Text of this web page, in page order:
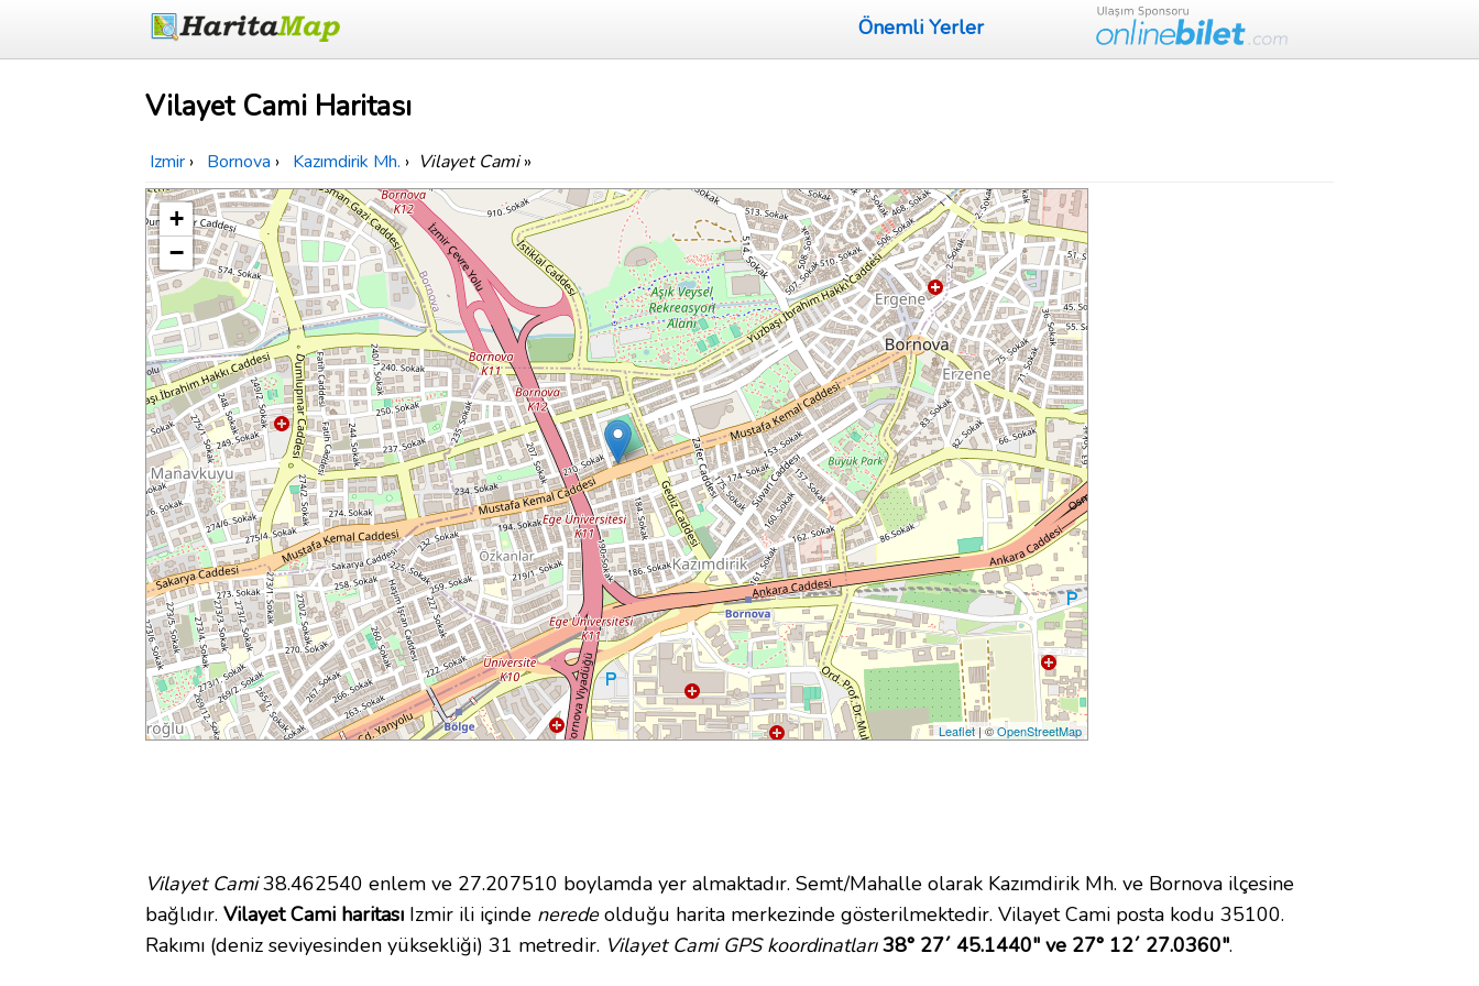
Önemli Yerler
Vilayet Cami Haritası
Izmir › Bornova › Kazımdirik Mh. › Vilayet Cami»
+
−
Leaflet| ©OpenStreetMap
Vilayet Cami38.462540 enlem ve 27.207510 boylamda yer almaktadır. Semt/Mahalle olarak Kazımdirik Mh. ve Bornova ilçesine
bağlıdır. Vilayet Cami haritası Izmir ili içinde neredeolduğu harita merkezinde gösterilmektedir. Vilayet Cami posta kodu 35100.
Rakımı (deniz seviyesinden yüksekliği) 31 metredir. Vilayet Cami GPS koordinatları 38° 27´ 45.1440" ve 27° 12´ 27.0360".